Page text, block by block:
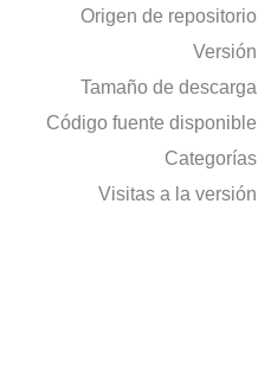
Origen de repositorio
Versión
Tamaño de descarga
Código fuente disponible
Categorías
Visitas a la versión